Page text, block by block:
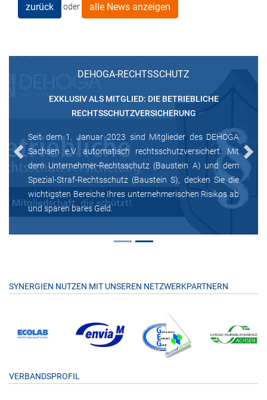
zurück oder alle News anzeigen
DEHOGA-RECHTSSCHUTZ
EXKLUSIV ALS MITGLIED: DIE BETRIEBLICHE
RECHTSSCHUTZVERSICHERUNG
Seit dem 1. Januar 2023 sind Mitglieder des DEHOGA
Sachsen e.V. automatisch rechtsschutzversichert. Mit
dem Unternehmer-Rechtsschutz (Baustein A) und dem
Spezial-Straf-Rechtsschutz (Baustein S), decken Sie die
wichtigsten Bereiche Ihres unternehmerischen Risikos ab
und sparen bares Geld.
Previous Next
SYNERGIEN NUTZEN MIT UNSEREN NETZWERKPARTNERN
VERBANDSPROFIL